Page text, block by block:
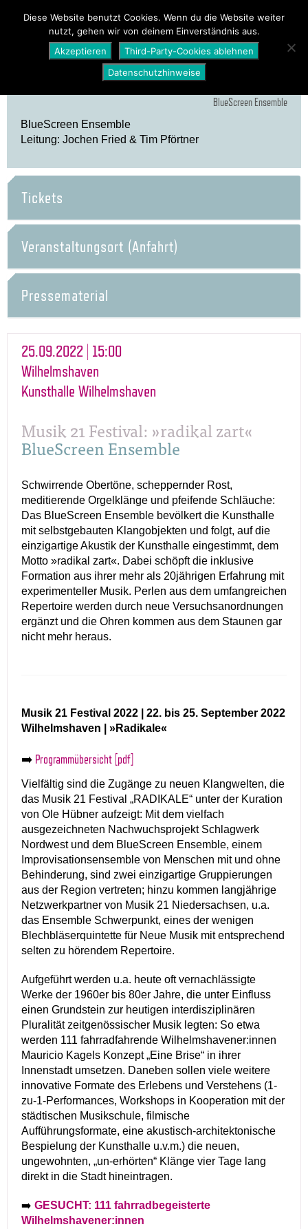
PROGRAMM ÜBER UNS NEWS
BlueScreen Ensemble
BlueScreen Ensemble
Leitung: Jochen Fried & Tim Pförtner
Tickets
Veranstaltungsort (Anfahrt)
Pressematerial
25.09.2022 | 15:00
Wilhelmshaven
Kunsthalle Wilhelmshaven
Musik 21 Festival: »radikal zart«
BlueScreen Ensemble
Schwirrende Obertöne, scheppernder Rost,
meditierende Orgelklänge und pfeifende Schläuche:
Das BlueScreen Ensemble bevölkert die Kunsthalle
mit selbstgebauten Klangobjekten und folgt, auf die
einzigartige Akustik der Kunsthalle eingestimmt, dem
Motto »radikal zart«. Dabei schöpft die inklusive
Formation aus ihrer mehr als 20jährigen Erfahrung mit
experimenteller Musik. Perlen aus dem umfangreichen
Repertoire werden durch neue Versuchsanordnungen
ergänzt und die Ohren kommen aus dem Staunen gar
nicht mehr heraus.
Musik 21 Festival 2022 | 22. bis 25. September 2022
Wilhelmshaven | »Radikale«
➡️ Programmübersicht [pdf]
Vielfältig sind die Zugänge zu neuen Klangwelten, die
das Musik 21 Festival „RADIKALE“ unter der Kuration
von Ole Hübner aufzeigt: Mit dem vielfach
ausgezeichneten Nachwuchsprojekt Schlagwerk
Nordwest und dem BlueScreen Ensemble, einem
Improvisationsensemble von Menschen mit und ohne
Behinderung, sind zwei einzigartige Gruppierungen
aus der Region vertreten; hinzu kommen langjährige
Netzwerkpartner von Musik 21 Niedersachsen, u.a.
das Ensemble Schwerpunkt, eines der wenigen
Blechbläserquintette für Neue Musik mit entsprechend
selten zu hörendem Repertoire.
Aufgeführt werden u.a. heute oft vernachlässigte
Werke der 1960er bis 80er Jahre, die unter Einfluss
einen Grundstein zur heutigen interdisziplinären
Pluralität zeitgenössischer Musik legten: So etwa
werden 111 fahrradfahrende Wilhelmshavener:innen
Mauricio Kagels Konzept „Eine Brise“ in ihrer
Innenstadt umsetzen. Daneben sollen viele weitere
innovative Formate des Erlebens und Verstehens (1-
zu-1-Performances, Workshops in Kooperation mit der
städtischen Musikschule, filmische
Aufführungsformate, eine akustisch-architektonische
Bespielung der Kunsthalle u.v.m.) die neuen,
ungewohnten, „un-erhörten“ Klänge vier Tage lang
direkt in die Stadt hineintragen.
➡️ GESUCHT: 111 fahrradbegeisterte
Wilhelmshavener:innen
Diese Website benutzt Cookies. Wenn du die Website weiter
nutzt, gehen wir von deinem Einverständnis aus.
Akzeptieren
Third-Party-Cookies ablehnen
Datenschutzhinweise